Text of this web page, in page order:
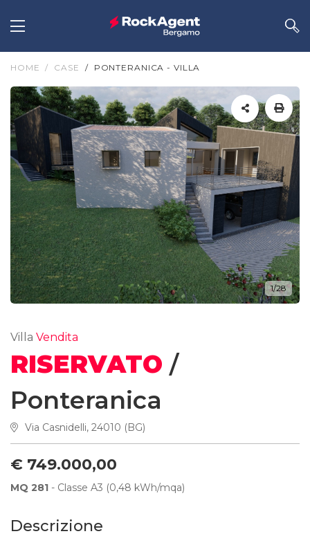
HOME CASE PONTERANICA - VILLA
1/28
Villa Vendita
RISERVATO /
Ponteranica
Via Casnidelli, 24010 (BG)
€ 749.000,00
MQ 281 - Classe A3 (0,48 kWh/mqa)
Descrizione